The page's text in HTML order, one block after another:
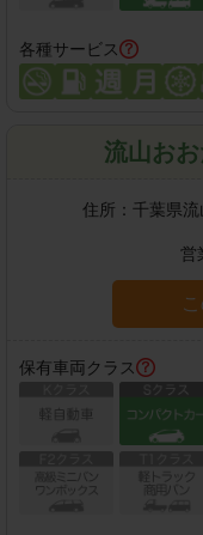
各種サービス
流山お
住所： 千葉県
営
保有車両クラス